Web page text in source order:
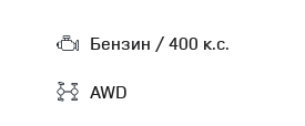
Бензин / 400 к.с.
AWD